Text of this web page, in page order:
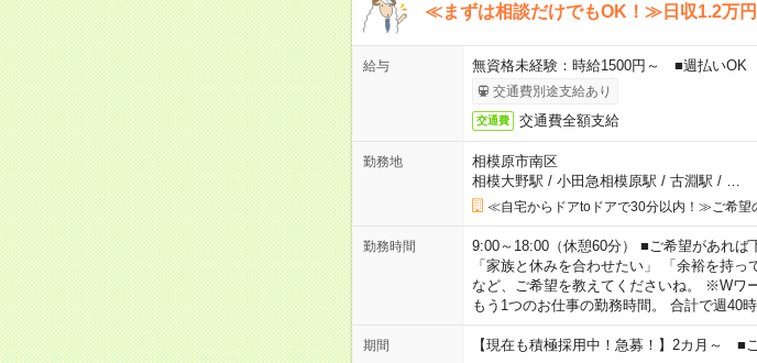
≪まずは相談だけでもOK！≫日収1.2万円
給与 無資格未経験：時給1500円～ ■週払い
交通費別途支給あり
交通費 交通費全額支給
勤務地
相模原市南区
相模大野駅 / 小田急相模原駅 / 古淵駅 /
≪自宅からドアtoドアで30分以内！≫ご希望
勤務時間
9:00～18:00（休憩60分） ■ご希望があれ
「家族と休みを合わせたい」 「余裕を持
など、ご希望を教えてくださいね。 ※Wワ
もう1つのお仕事の勤務時間。 合計で週40
期間 【現在も積極採用中！急募！】2カ月～ ■